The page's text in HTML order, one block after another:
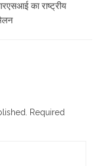
का राष्ट्रीय
Required